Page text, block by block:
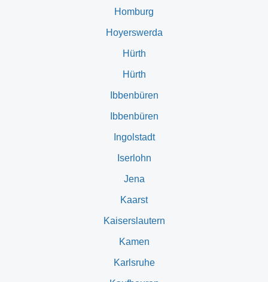
Homburg
Hoyerswerda
Hürth
Hürth
Ibbenbüren
Ibbenbüren
Ingolstadt
Iserlohn
Jena
Kaarst
Kaiserslautern
Kamen
Karlsruhe